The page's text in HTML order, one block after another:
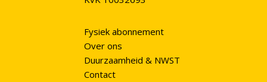
Fysiek abonnement
Over ons
Duurzaamheid & NWST
Contact